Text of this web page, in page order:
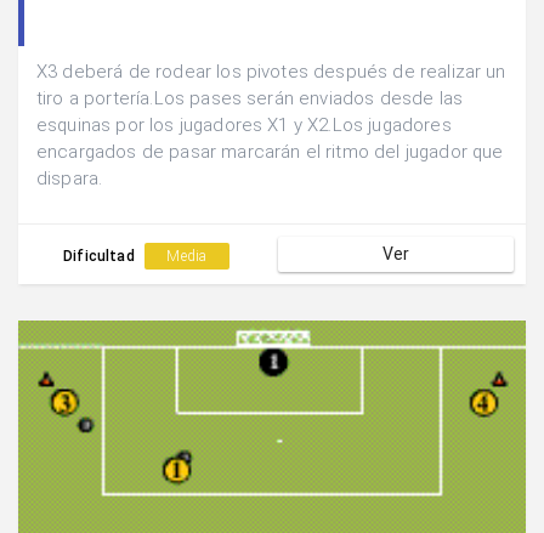
X3 deberá de rodear los pivotes después de realizar un
tiro a portería.Los pases serán enviados desde las
esquinas por los jugadores X1 y X2.Los jugadores
encargados de pasar marcarán el ritmo del jugador que
dispara.
Dificultad Media Ver